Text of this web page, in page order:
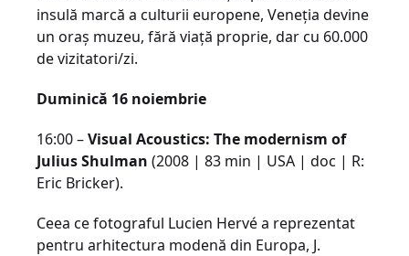
insulă marcă a culturii europene, Veneția devine
un oraș muzeu, fără viață proprie, dar cu 60.000
de vizitatori/zi.
Duminică 16 noiembrie
16:00 –Visual Acoustics: The modernism of
Julius Shulman (2008 | 83 min | USA | doc | R:
Eric Bricker).
Ceea ce fotograful Lucien Hervé a reprezentat
pentru arhitectura modenă din Europa, J.